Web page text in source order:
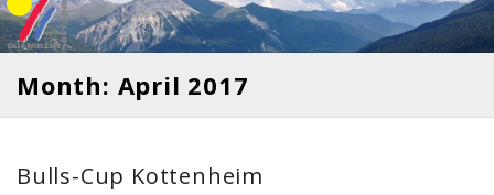
Month: April 2017
Bulls-Cup Kottenheim